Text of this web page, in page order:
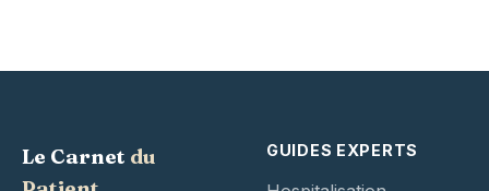
Le Carnet du
GUIDES EXPERTS